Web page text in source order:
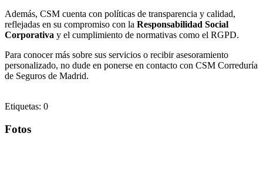
Además, CSM cuenta con políticas de transparencia y calidad,
reflejadas en su compromiso con la Responsabilidad Social
Corporativa y el cumplimiento de normativas como el RGPD.
Para conocer más sobre sus servicios o recibir asesoramiento
personalizado, no dude en ponerse en contacto con CSM Correduría
de Seguros de Madrid.
Etiquetas: 0
Fotos